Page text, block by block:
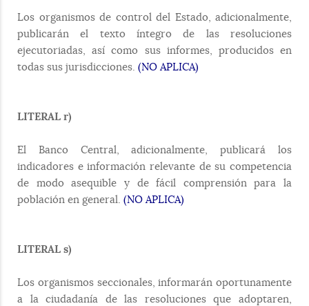
Los organismos de control del Estado, adicionalmente,
publicarán el texto íntegro de las resoluciones
ejecutoriadas, así como sus informes, producidos en
todas sus jurisdicciones. (NO APLICA)
LITERAL r)
El Banco Central, adicionalmente, publicará los
indicadores e información relevante de su competencia
de modo asequible y de fácil comprensión para la
población en general. (NO APLICA)
LITERAL s)
Los organismos seccionales, informarán oportunamente
a la ciudadanía de las resoluciones que adoptaren,